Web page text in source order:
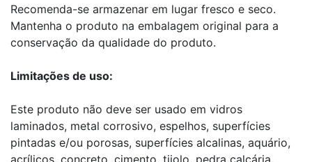
Recomenda-se armazenar em lugar fresco e seco.
Mantenha o produto na embalagem original para a
conservação da qualidade do produto.
Limitações de uso:
Este produto não deve ser usado em vidros
laminados, metal corrosivo, espelhos, superfícies
pintadas e/ou porosas, superfícies alcalinas, aquário,
acrílicos, concreto, cimento, tijolo, pedra calcária,